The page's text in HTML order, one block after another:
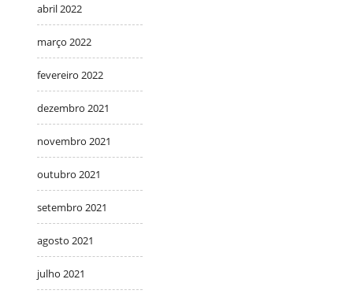
abril 2022
março 2022
fevereiro 2022
dezembro 2021
novembro 2021
outubro 2021
setembro 2021
agosto 2021
julho 2021